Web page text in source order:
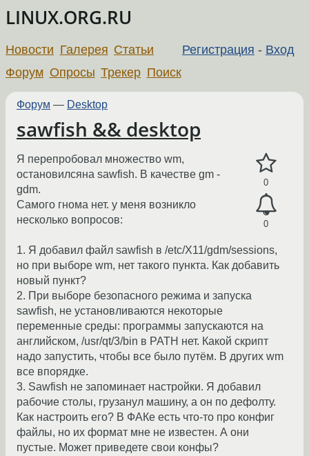
LINUX.ORG.RU
Регистрация - Вход
Новости Галерея Статьи
Форум Опросы Трекер Поиск
Форум — Desktop
sawfish && desktop
0
0
Я перепробовал множество wm,
остановилсяна sawfish. В качестве gm -
gdm.
Самого гнома нет. у меня возникло
несколько вопросов:
1. Я добавил файл sawfish в /etc/X11/gdm/sessions,
но при выборе wm, нет такого пункта. Как добавить
новый пункт?
2. При выборе безопасного режима и запуска
sawfish, не установливаются некоторые
переменные среды: программы запускаются на
английском, /usr/qt/3/bin в PATH нет. Какой скрипт
надо запустить, чтобы все было путём. В других wm
все впорядке.
3. Sawfish не запоминает настройки. Я добавил
рабочие столы, грузанул машину, а он по дефолту.
Как настроить его? В ФАКе есть что-то про конфиг
файлы, но их формат мне не известен. А они
пустые. Может приведете свои конфы?